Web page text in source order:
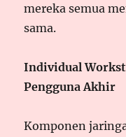
mereka semua
sama.
Individual
Pengguna Akhir
Komponen